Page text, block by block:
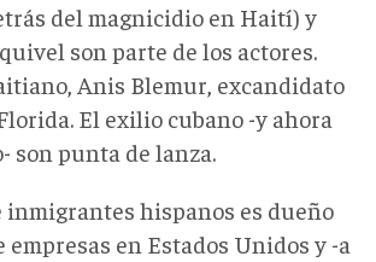
del magnicidio en Haití) y
son parte de los actores.
Anis Blemur, excandidato
El exilio cubano -y ahora
son punta de lanza.
inmigrantes hispanos es dueño
empresas en Estados Unidos y -a